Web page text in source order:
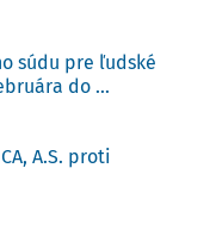
súdu pre ľudské
do ...
A.S. proti